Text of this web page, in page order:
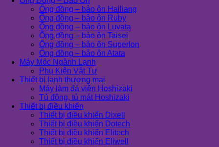
Ống đồng – bảo ôn Hailiang
Ống đồng – bảo ôn Ruby
Ống đồng – bảo ôn Luvata
Ống đồng – bảo ôn Taisei
Ống đồng – bảo ôn Superlon
Ống đồng – bảo ôn Atata
Máy Móc Ngành Lạnh
Phụ Kiện Vật Tư
Thiết bị lạnh thương mại
Máy làm đá viên Hoshizaki
Tủ đông, tủ mát Hoshizaki
Thiết bị điều khiển
Thiết bị điều khiển Dixell
Thiết bị điều khiển Dotech
Thiết bị điều khiển Elitech
Thiết bị điều khiển Eliwell